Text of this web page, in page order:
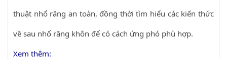
thuật nhổ răng an toàn, đồng thời tìm hiểu các kiến thức
về sau nhổ răng khôn để có cách ứng phó phù hợp.
Xem thêm: